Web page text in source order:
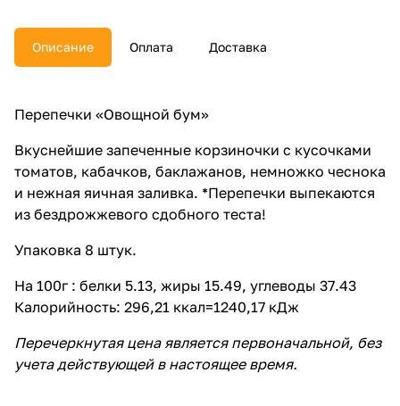
Описание Оплата Доставка
Перепечки «Овощной бум»
Вкуснейшие запеченные корзиночки с кусочками
томатов, кабачков, баклажанов, немножко чеснока
и нежная яичная заливка. *Перепечки выпекаются
из бездрожжевого сдобного теста!
Упаковка 8 штук.
На 100г : белки 5.13, жиры 15.49, углеводы 37.43
Калорийность: 296,21 ккал=1240,17 кДж
Перечеркнутая цена является первоначальной, без
учета действующей в настоящее время.